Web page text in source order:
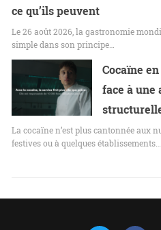
ce qu’ils peuvent
Le 26 août 2026, la gastronomie
simple dans son principe…
Cocaïne
face à une
La cocaïne n’est plus cantonnée aux
festives ou à quelques établissements…